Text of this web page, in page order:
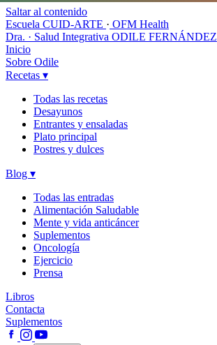
Saltar al contenido
Escuela CUID-ARTE · OFM Health
Dra. · Salud Integrativa ODILE FERNÁNDEZ
Inicio
Sobre Odile
Recetas ▾
Todas las recetas
Desayunos
Entrantes y ensaladas
Plato principal
Postres y dulces
Blog ▾
Todas las entradas
Alimentación Saludable
Mente y vida anticáncer
Suplementos
Oncología
Ejercicio
Prensa
Libros
Contacta
Suplementos